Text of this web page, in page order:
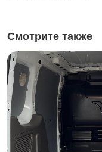
Подлокотник
Противотуманная фара
Система «старт-стоп»
Тюнер/радио
Усилитель руля
Центральный замок
Электрозеркала
Смотрите также